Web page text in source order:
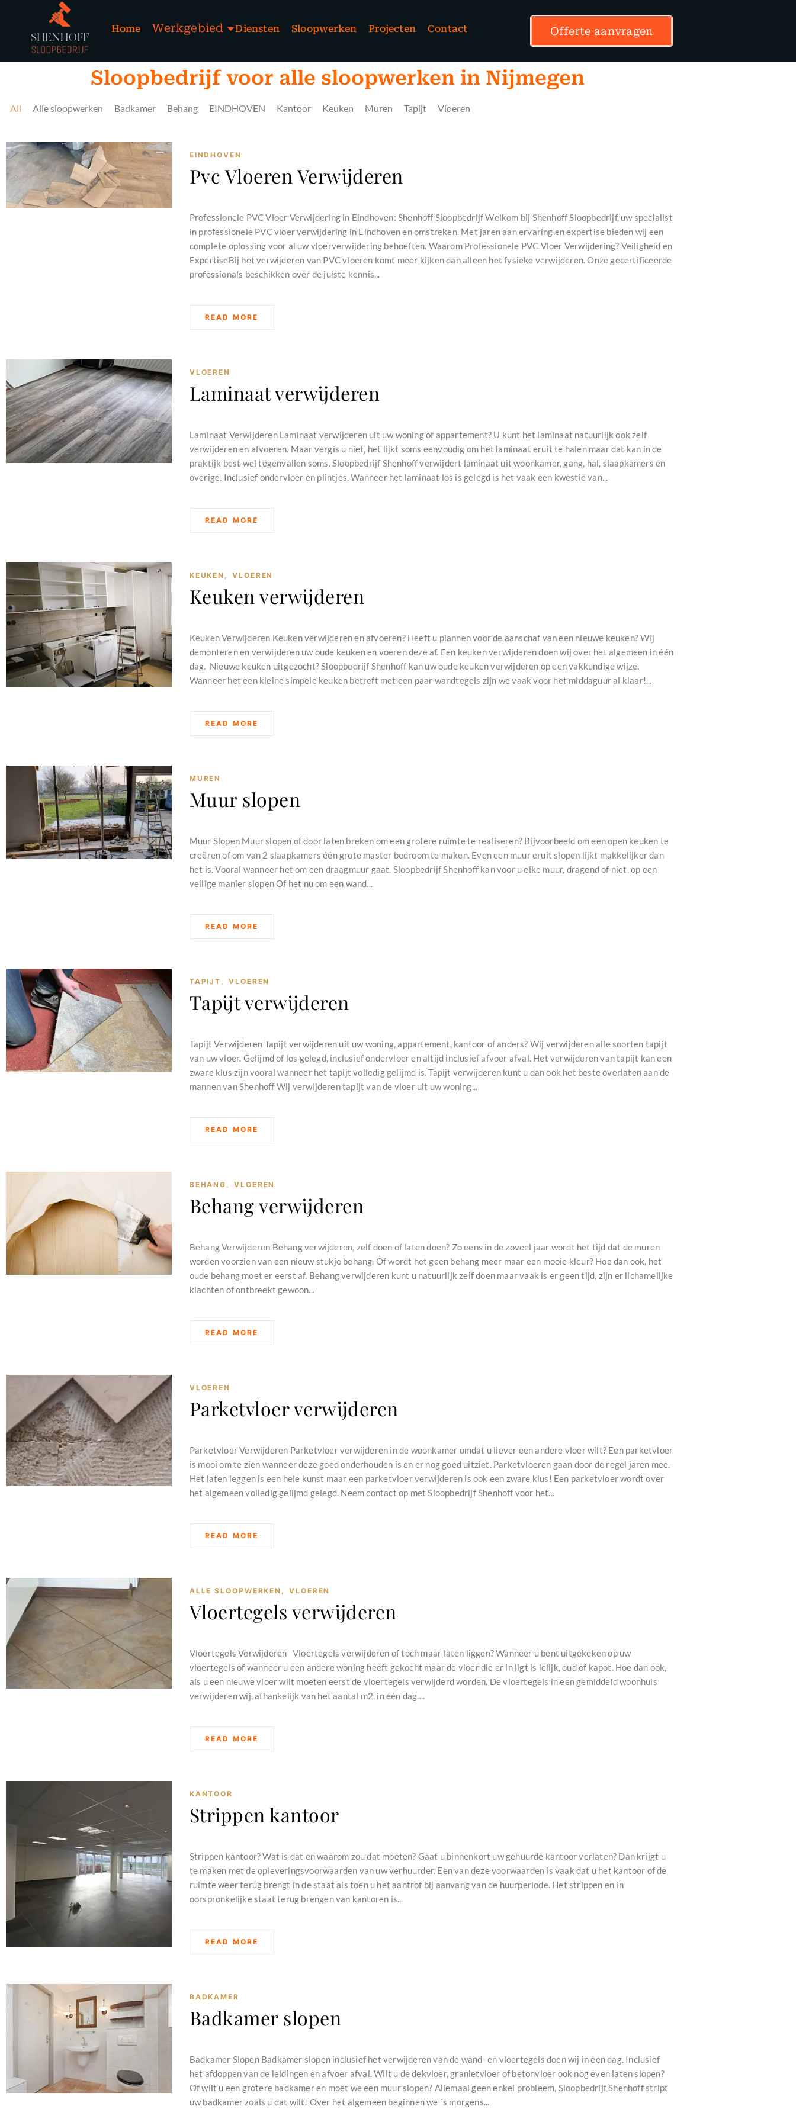
Home Werkgebied Diensten Sloopwerken Projecten Contact Offerte aanvragen
Sloopbedrijf voor alle sloopwerken in Nijmegen
All Alle sloopwerken Badkamer Behang EINDHOVEN Kantoor Keuken Muren Tapijt Vloeren
EINDHOVEN
Pvc Vloeren Verwijderen
Professionele PVC Vloer Verwijdering in Eindhoven: Shenhoff Sloopbedrijf Welkom bij Shenhoff Sloopbedrijf, uw specialist
in professionele PVC vloer verwijdering in Eindhoven en omstreken. Met jaren aan ervaring en expertise bieden wij een
complete oplossing voor al uw vloerverwijdering behoeften. Waarom Professionele PVC Vloer Verwijdering? Veiligheid en
ExpertiseBij het verwijderen van PVC vloeren komt meer kijken dan alleen het fysieke verwijderen. Onze gecertificeerde
professionals beschikken over de juiste kennis...
READ MORE
VLOEREN
Laminaat verwijderen
Laminaat Verwijderen Laminaat verwijderen uit uw woning of appartement? U kunt het laminaat natuurlijk ook zelf
verwijderen en afvoeren. Maar vergis u niet, het lijkt soms eenvoudig om het laminaat eruit te halen maar dat kan in de
praktijk best wel tegenvallen soms. Sloopbedrijf Shenhoff verwijdert laminaat uit woonkamer, gang, hal, slaapkamers en
overige. Inclusief ondervloer en plintjes. Wanneer het laminaat los is gelegd is het vaak een kwestie van...
READ MORE
KEUKEN , VLOEREN
Keuken verwijderen
Keuken Verwijderen Keuken verwijderen en afvoeren? Heeft u plannen voor de aanschaf van een nieuwe keuken? Wij
demonteren en verwijderen uw oude keuken en voeren deze af. Een keuken verwijderen doen wij over het algemeen in één
dag. Nieuwe keuken uitgezocht? Sloopbedrijf Shenhoff kan uw oude keuken verwijderen op een vakkundige wijze.
Wanneer het een kleine simpele keuken betreft met een paar wandtegels zijn we vaak voor het middaguur al klaar!...
READ MORE
MUREN
Muur slopen
Muur Slopen Muur slopen of door laten breken om een grotere ruimte te realiseren? Bijvoorbeeld om een open keuken te
creëren of om van 2 slaapkamers één grote master bedroom te maken. Even een muur eruit slopen lijkt makkelijker dan
het is. Vooral wanneer het om een draagmuur gaat. Sloopbedrijf Shenhoff kan voor u elke muur, dragend of niet, op een
veilige manier slopen Of het nu om een wand...
READ MORE
TAPIJT , VLOEREN
Tapijt verwijderen
Tapijt Verwijderen Tapijt verwijderen uit uw woning, appartement, kantoor of anders? Wij verwijderen alle soorten tapijt
van uw vloer. Gelijmd of los gelegd, inclusief ondervloer en altijd inclusief afvoer afval. Het verwijderen van tapijt kan een
zware klus zijn vooral wanneer het tapijt volledig gelijmd is. Tapijt verwijderen kunt u dan ook het beste overlaten aan de
mannen van Shenhoff Wij verwijderen tapijt van de vloer uit uw woning...
READ MORE
BEHANG , VLOEREN
Behang verwijderen
Behang Verwijderen Behang verwijderen, zelf doen of laten doen? Zo eens in de zoveel jaar wordt het tijd dat de muren
worden voorzien van een nieuw stukje behang. Of wordt het geen behang meer maar een mooie kleur? Hoe dan ook, het
oude behang moet er eerst af. Behang verwijderen kunt u natuurlijk zelf doen maar vaak is er geen tijd, zijn er lichamelijke
klachten of ontbreekt gewoon...
READ MORE
VLOEREN
Parketvloer verwijderen
Parketvloer Verwijderen Parketvloer verwijderen in de woonkamer omdat u liever een andere vloer wilt? Een parketvloer
is mooi om te zien wanneer deze goed onderhouden is en er nog goed uitziet. Parketvloeren gaan door de regel jaren mee.
Het laten leggen is een hele kunst maar een parketvloer verwijderen is ook een zware klus! Een parketvloer wordt over
het algemeen volledig gelijmd gelegd. Neem contact op met Sloopbedrijf Shenhoff voor het...
READ MORE
ALLE SLOOPWERKEN , VLOEREN
Vloertegels verwijderen
Vloertegels Verwijderen Vloertegels verwijderen of toch maar laten liggen? Wanneer u bent uitgekeken op uw
vloertegels of wanneer u een andere woning heeft gekocht maar de vloer die er in ligt is lelijk, oud of kapot. Hoe dan ook,
als u een nieuwe vloer wilt moeten eerst de vloertegels verwijderd worden. De vloertegels in een gemiddeld woonhuis
verwijderen wij, afhankelijk van het aantal m2, in één dag....
READ MORE
KANTOOR
Strippen kantoor
Strippen kantoor? Wat is dat en waarom zou dat moeten? Gaat u binnenkort uw gehuurde kantoor verlaten? Dan krijgt u
te maken met de opleveringsvoorwaarden van uw verhuurder. Een van deze voorwaarden is vaak dat u het kantoor of de
ruimte weer terug brengt in de staat als toen u het aantrof bij aanvang van de huurperiode. Het strippen en in
oorspronkelijke staat terug brengen van kantoren is...
READ MORE
BADKAMER
Badkamer slopen
Badkamer Slopen Badkamer slopen inclusief het verwijderen van de wand- en vloertegels doen wij in een dag. Inclusief
het afdoppen van de leidingen en afvoer afval. Wilt u de dekvloer, granietvloer of betonvloer ook nog even laten slopen?
Of wilt u een grotere badkamer en moet we een muur slopen? Allemaal geen enkel probleem, Sloopbedrijf Shenhoff stript
uw badkamer zoals u dat wilt! Over het algemeen beginnen we ´s morgens...